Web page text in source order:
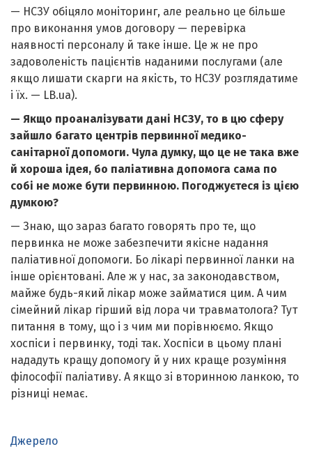
— НСЗУ обіцяло моніторинг, але реально це більше
про виконання умов договору — перевірка
наявності персоналу й таке інше. Це ж не про
задоволеність пацієнтів наданими послугами (але
якщо лишати скарги на якість, то НСЗУ розглядатиме
і їх. — LB.ua).
— Якщо проаналізувати дані НСЗУ, то в цю сферу
зайшло багато центрів первинної медико-
санітарної допомоги. Чула думку, що це не така вже
й хороша ідея, бо паліативна допомога сама по
собі не може бути первинною. Погоджуєтеся із цією
думкою?
— Знаю, що зараз багато говорять про те, що
первинка не може забезпечити якісне надання
паліативної допомоги. Бо лікарі первинної ланки на
інше орієнтовані. Але ж у нас, за законодавством,
майже будь-який лікар може займатися цим. А чим
сімейний лікар гірший від лора чи травматолога? Тут
питання в тому, що і з чим ми порівнюємо. Якщо
хоспіси і первинку, тоді так. Хоспіси в цьому плані
нададуть кращу допомогу й у них краще розуміння
філософії паліативу. А якщо зі вторинною ланкою, то
різниці немає.
Джерело